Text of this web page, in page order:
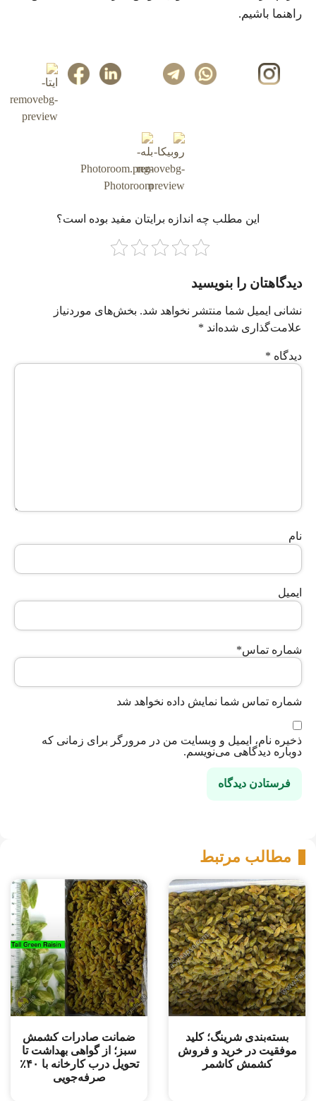
راهنما باشیم.
این مطلب چه‌ اندازه برایتان مفید بوده است؟
دیدگاهتان را بنویسید
نشانی ایمیل شما منتشر نخواهد شد. بخش‌های موردنیاز
علامت‌گذاری شده‌اند *
دیدگاه *
نام
ایمیل
شماره تماس*
شماره تماس شما نمایش داده نخواهد شد
ذخیره نام، ایمیل و وبسایت من در مرورگر برای زمانی که
دوباره دیدگاهی می‌نویسم.
مطالب مرتبط
بسته‌بندی شرینگ؛ کلید
موفقیت در خرید و فروش
کشمش کاشمر
ضمانت صادرات کشمش
سبز؛ از گواهی بهداشت تا
تحویل درب کارخانه با ۴۰٪
صرفه‌جویی